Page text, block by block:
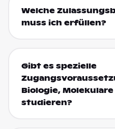
Welche
muss ich erfüllen?
Gibt es spezielle
Biologie, Molekulare
studieren?